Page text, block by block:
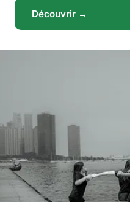
Découvrir →